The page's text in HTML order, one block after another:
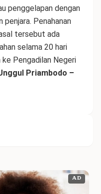
penggelapan dengan
penjara. Penahanan
tersebut ada
selama 20 hari
Pengadilan Negeri
Priambodo –
AD